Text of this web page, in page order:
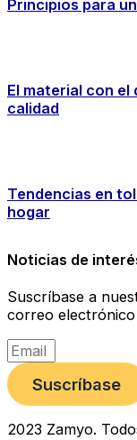
Principios para
El material con el
calidad
Tendencias en
hogar
Noticias de
Suscríbase a
correo
Suscríbase
2023 Zamyo.